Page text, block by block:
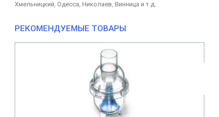
Хмельницкий, Одесса, Николаев, Винница и т.д.
РЕКОМЕНДУЕМЫЕ ТОВАРЫ